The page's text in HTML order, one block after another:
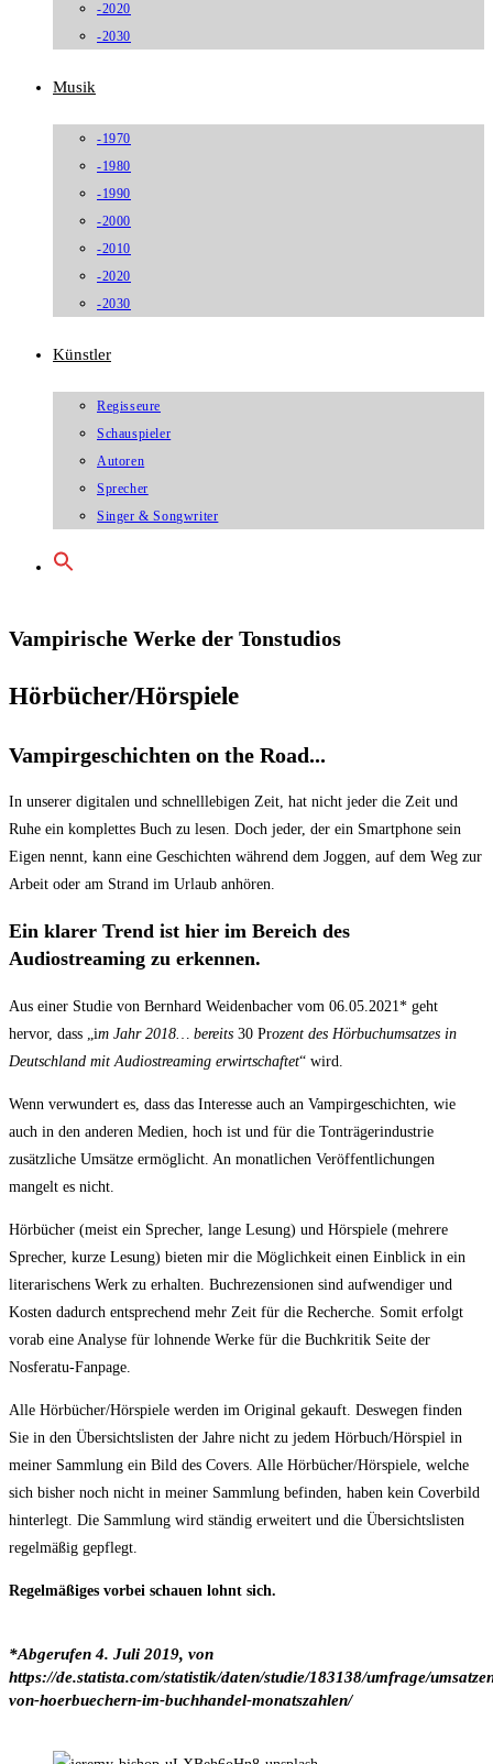
-2020
-2030
Musik
-1970
-1980
-1990
-2000
-2010
-2020
-2030
Künstler
Regisseure
Schauspieler
Autoren
Sprecher
Singer & Songwriter
Vampirische Werke der Tonstudios
Hörbücher/Hörspiele
Vampirgeschichten on the Road...
In unserer digitalen und schnelllebigen Zeit, hat nicht jeder die Zeit und
Ruhe ein komplettes Buch zu lesen. Doch jeder, der ein Smartphone sein
Eigen nennt, kann eine Geschichten während dem Joggen, auf dem Weg zur
Arbeit oder am Strand im Urlaub anhören.
Ein klarer Trend ist hier im Bereich des
Audiostreaming zu erkennen.
Aus einer Studie von Bernhard Weidenbacher vom 06.05.2021* geht
hervor, dass „im Jahr 2018… bereits 30 Prozent des Hörbuchumsatzes in
Deutschland mit Audiostreaming erwirtschaftet“ wird.
Wenn verwundert es, dass das Interesse auch an Vampirgeschichten, wie
auch in den anderen Medien, hoch ist und für die Tonträgerindustrie
zusätzliche Umsätze ermöglicht. An monatlichen Veröffentlichungen
mangelt es nicht.
Hörbücher (meist ein Sprecher, lange Lesung) und Hörspiele (mehrere
Sprecher, kurze Lesung) bieten mir die Möglichkeit einen Einblick in ein
literarischens Werk zu erhalten. Buchrezensionen sind aufwendiger und
Kosten dadurch entsprechend mehr Zeit für die Recherche. Somit erfolgt
vorab eine Analyse für lohnende Werke für die Buchkritik Seite der
Nosferatu-Fanpage.
Alle Hörbücher/Hörspiele werden im Original gekauft. Deswegen finden
Sie in den Übersichtslisten der Jahre nicht zu jedem Hörbuch/Hörspiel in
meiner Sammlung ein Bild des Covers. Alle Hörbücher/Hörspiele, welche
sich bisher noch nicht in meiner Sammlung befinden, haben kein Coverbild
hinterlegt. Die Sammlung wird ständig erweitert und die Übersichtslisten
regelmäßig gepflegt.
Regelmäßiges vorbei schauen lohnt sich.
*Abgerufen 4. Juli 2019, von
https://de.statista.com/statistik/daten/studie/183138/umfrage/
von-hoerbuechern-im-buchhandel-monatszahlen/